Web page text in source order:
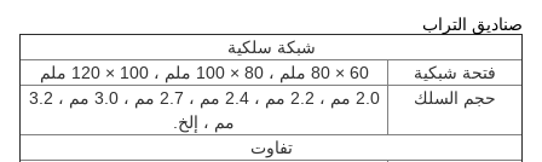
صناديق التراب
شبكة سلكية
فتحة شبكية
60 × 80 ملم ، 80 × 100 ملم ، 100 × 120 ملم
حجم السلك
2.0 مم ، 2.2 مم ، 2.4 مم ، 2.7 مم ، 3.0 مم ، 3.2
مم ، إلخ.
تفاوت